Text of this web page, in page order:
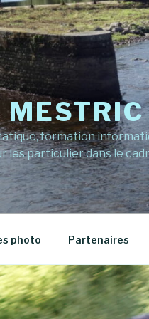
MESTRIC
formation
les particulier dans le
photo Partenaires